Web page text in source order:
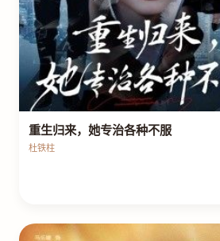
重生归来，她专治各种不服
杜铁柱